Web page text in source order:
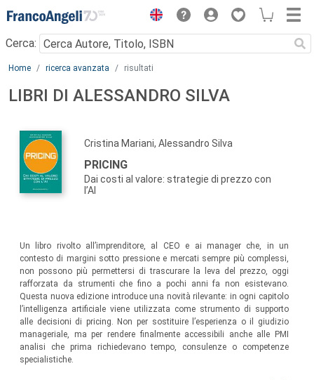
Menu
Cerca:
Main content
Home ricerca avanzata risultati
LIBRI DI ALESSANDRO SILVA
Cristina Mariani, Alessandro Silva
PRICING
Dai costi al valore: strategie di prezzo con
l’AI
Un libro rivolto all’imprenditore, al CEO e ai manager che, in un
contesto di margini sotto pressione e mercati sempre più complessi,
non possono più permettersi di trascurare la leva del prezzo, oggi
rafforzata da strumenti che fino a pochi anni fa non esistevano.
Questa nuova edizione introduce una novità rilevante: in ogni capitolo
l’intelligenza artificiale viene utilizzata come strumento di supporto
alle decisioni di pricing. Non per sostituire l’esperienza o il giudizio
manageriale, ma per rendere finalmente accessibili anche alle PMI
analisi che prima richiedevano tempo, consulenze o competenze
specialistiche.